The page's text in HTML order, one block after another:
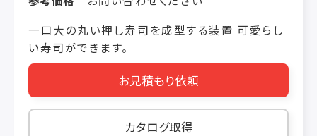
なアイデアとそれを実現する技術力で新たな世
界を切り開いています。
一口大の丸い押し寿司を成型する装置 可愛らし
い寿司ができます。
お見積もり依頼
カタログ取得